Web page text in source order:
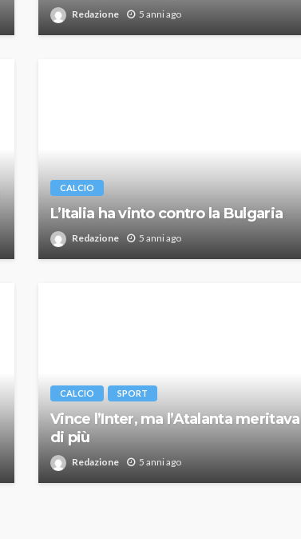
Redazione 5 anni ago
CALCIO
L’Italia ha vinto contro la Bulgaria
Redazione 5 anni ago
CALCIO SPORT
Vince l’Inter, ma l’Atalanta meritava
di più
Redazione 5 anni ago